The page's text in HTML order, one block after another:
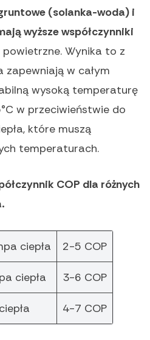
(solanka-woda) i
wyższe współczynniki
powietrzne. Wynika to z
zapewniają w całym
wysoką temperaturę
w przeciwieństwie do
które muszą
temperaturach.
COP dla różnych
ciepła 2-5 COP
ciepła 3-6 COP
4-7 COP